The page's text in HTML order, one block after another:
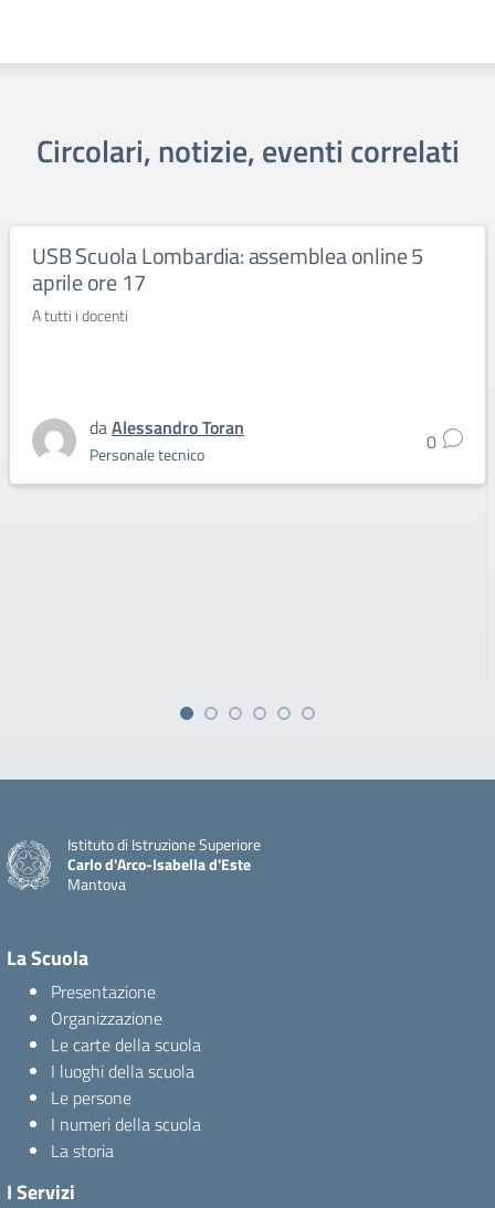
Circolari, notizie, eventi correlati
USB Scuola Lombardia: assemblea online 5
aprile ore 17
A tutti i docenti
daAlessandro Toran
Personale tecnico 0
Istituto di Istruzione Superiore
Carlo d'Arco-Isabella d'Este
Mantova
La Scuola
Presentazione
Organizzazione
Le carte della scuola
I luoghi della scuola
Le persone
I numeri della scuola
La storia
I Servizi